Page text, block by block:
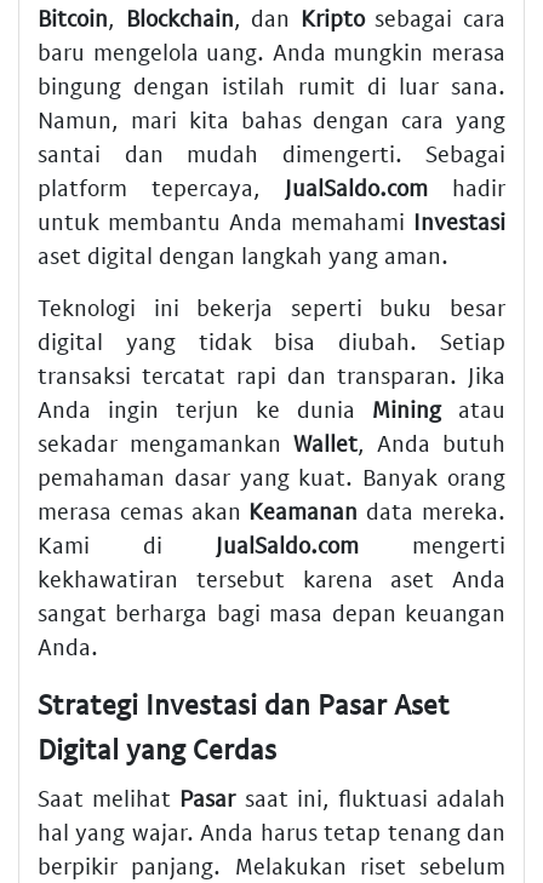
Bitcoin, Blockchain, dan Kriptosebagai cara
baru mengelola uang. Anda mungkin merasa
bingung dengan istilah rumit di luar sana.
Namun, mari kita bahas dengan cara yang
santai dan mudah dimengerti. Sebagai
platform tepercaya, JualSaldo.com hadir
untuk membantu Anda memahami Investasi
aset digital dengan langkah yang aman.
Teknologi ini bekerja seperti buku besar
digital yang tidak bisa diubah. Setiap
transaksi tercatat rapi dan transparan. Jika
Anda ingin terjun ke dunia Miningatau
sekadar mengamankan Wallet, Anda butuh
pemahaman dasar yang kuat. Banyak orang
merasa cemas akan Keamanan data mereka.
Kami di JualSaldo.com mengerti
kekhawatiran tersebut karena aset Anda
sangat berharga bagi masa depan keuangan
Anda.
Strategi Investasi dan Pasar Aset
Digital yang Cerdas
Saat melihat Pasarsaat ini, fluktuasi adalah
hal yang wajar. Anda harus tetap tenang dan
berpikir panjang. Melakukan riset sebelum